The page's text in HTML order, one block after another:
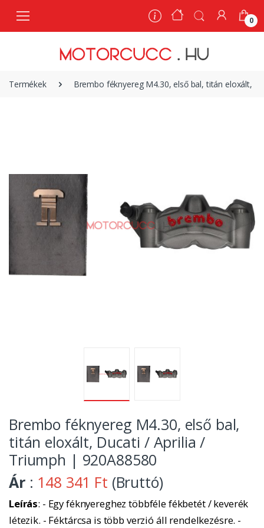
0
Termékek Brembo féknyereg M4.30, első bal, titán eloxált,
Brembo féknyereg M4.30, első bal,
titán eloxált, Ducati / Aprilia /
Triumph | 920A88580
Ár : 148 341 Ft (Bruttó)
Leírás: - Egy féknyereghez többféle fékbetét / keverék
létezik. - Féktárcsa is több verzió áll rendelkezésre. -
0